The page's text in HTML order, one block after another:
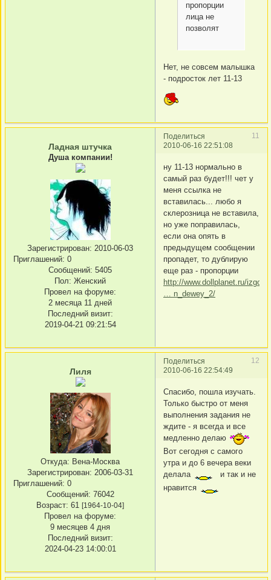
пропорции
лица не
позволят
Нет, не совсем малышка
- подросток лет 11-13
Поделиться
11
2010-06-16 22:51:08
Ладная штучка
Душа компании!
Зарегистрирован: 2010-06-03
Приглашений: 0
Сообщений: 5405
Пол: Женский
Провел на форуме:
2 месяца 11 дней
Последний визит:
2019-04-21 09:21:54
ну 11-13 нормально в
самый раз будет!!! чет у
меня ссылка не
вставилась... любо я
склерозница не вставила,
но уже поправилась,
если она опять в
предыдущем сообщении
пропадет, то дублирую
еще раз - пропорции
http://www.dollplanet.ru/
… n_dewey_2/
Поделиться
12
2010-06-16 22:54:49
Лиля
Откуда: Вена-Москва
Зарегистрирован: 2006-03-31
Приглашений: 0
Сообщений: 76042
Возраст: 61 [1964-10-04]
Провел на форуме:
9 месяцев 4 дня
Последний визит:
2024-04-23 14:00:01
Спасибо, пошла изучать.
Только быстро от меня
выполнения задания не
ждите - я всегда и все
медленно делаю
Вот сегодня с самого
утра и до 6 вечера веки
делала
и так и не
нравится